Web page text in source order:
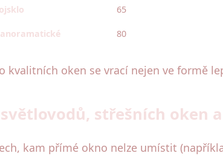
65
80
kvalitních oken se vrací nejen ve formě
střešních oken
kam přímé okno nelze umístit